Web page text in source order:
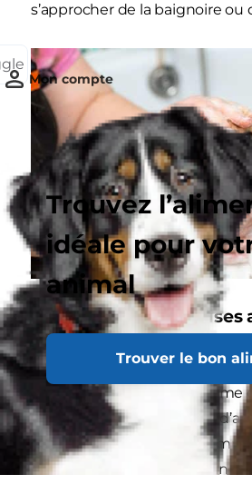
Mon compte
Trouvez
idéale pour
animal
Trouver le bon
s’approcher de la baignoire ou
Souvenirs de
Selon le site
une crainte excessive et
vis de certains stimuli comme
(coup de fusil, pétard, feux
certaines personnes
certains animaux ou certaines